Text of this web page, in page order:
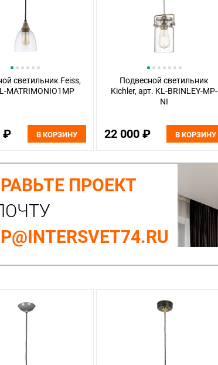
светильник Feiss,
MATRIMONIO1MP
₽ В КОРЗИНУ
Подвесной светильник
Kichler, арт. KL-BRINLEY-MP-
NI
22 000 ₽ В КОРЗИНУ
ПРОЕКТ